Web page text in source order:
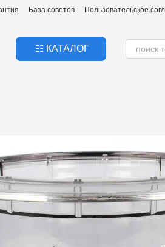
База советов Пользовательское
☷ КАТАЛОГ